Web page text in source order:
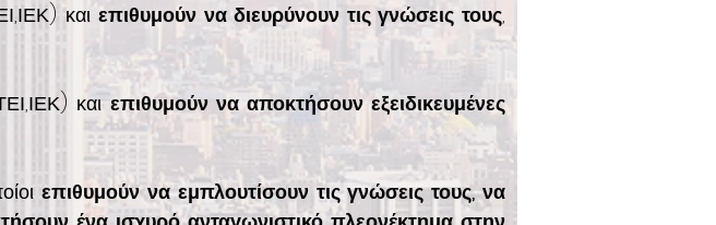
καιεπιθυμούν να διευρύνουν τις γνώσεις τους,
καιεπιθυμούν να αποκτήσουν εξειδικευμένες
επιθυμούν να εμπλουτίσουν τις γνώσεις τους, να